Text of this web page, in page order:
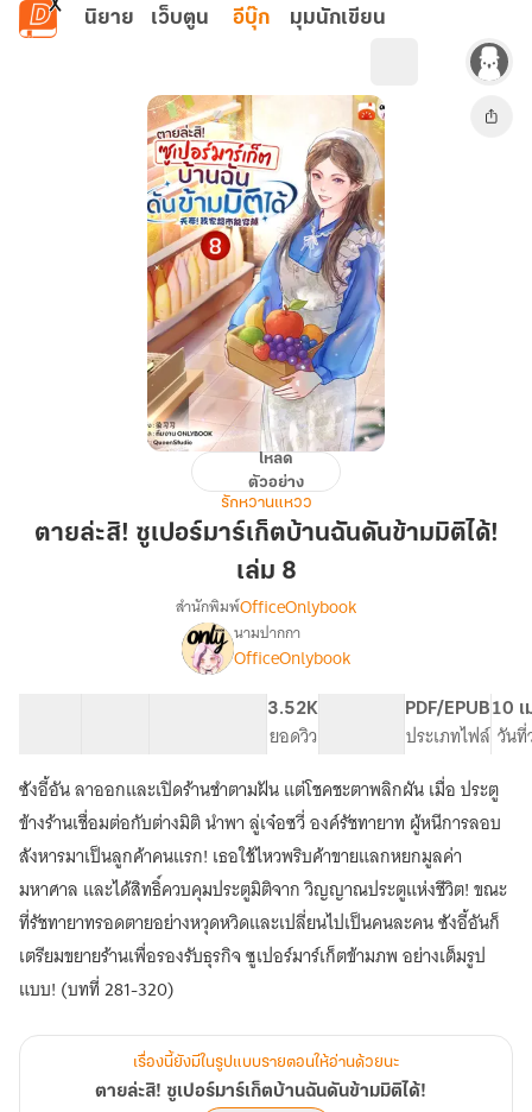
ข้ามไปยังเนื้อหาหลัก
นิยาย เว็บตูน อีบุ๊ก มุมนักเขียน
สิ!
ซู
มาร์เก็ต
บ้าน
ดัน
มิติ
ได้!
เล่ม
8
โหลด
ตัวอย่าง
รักหวานแหวว
ตายล่ะสิ! ซูเปอร์มาร์เก็ตบ้านฉันดันข้ามมิติได้!
เล่ม 8
เรื่อง
ตาย
ล่ะ
สิ!
ซู
เปอร์
มาร์เก็ต
บ้าน
ฉัน
ดัน
ข้าม
มิติ
ได้!
สำนักพิมพ์OfficeOnlybook
นามปากกา
OfficeOnlybook
3.52K
ยอดวิว
PDF/EPUB
ประเภทไฟล์
10 เ
วันที่
ซังอี้อัน ลาออกและเปิดร้านชำตามฝัน แต่โชคชะตาพลิกผัน เมื่อ ประตู
ข้างร้านเชื่อมต่อกับต่างมิติ นำพา ลู่เจ๋อซวี่ องค์รัชทายาท ผู้หนีการลอบ
สังหารมาเป็นลูกค้าคนแรก! เธอใช้ไหวพริบค้าขายแลกหยกมูลค่า
มหาศาล และได้สิทธิ์ควบคุมประตูมิติจาก วิญญาณประตูแห่งชีวิต! ขณะ
ที่รัชทายาทรอดตายอย่างหวุดหวิดและเปลี่ยนไปเป็นคนละคน ซังอี้อันก็
เตรียมขยายร้านเพื่อรองรับธุรกิจ ซูเปอร์มาร์เก็ตข้ามภพ อย่างเต็มรูป
แบบ! (บทที่ 281-320)
เรื่องนี้ยังมีในรูปแบบรายตอนให้อ่านด้วยนะ
ตายล่ะสิ! ซูเปอร์มาร์เก็ตบ้านฉันดันข้ามมิติได้!